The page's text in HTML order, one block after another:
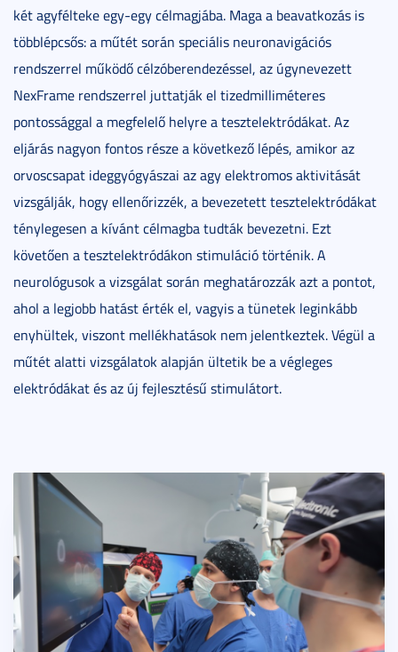
két agyfélteke egy-egy célmagjába. Maga a beavatkozás is
többlépcsős: a műtét során speciális neuronavigációs
rendszerrel működő célzóberendezéssel, az úgynevezett
NexFrame rendszerrel juttatják el tizedmilliméteres
pontossággal a megfelelő helyre a tesztelektródákat. Az
eljárás nagyon fontos része a következő lépés, amikor az
orvoscsapat ideggyógyászai az agy elektromos aktivitását
vizsgálják, hogy ellenőrizzék, a bevezetett tesztelektródákat
ténylegesen a kívánt célmagba tudták bevezetni. Ezt
követően a tesztelektródákon stimuláció történik. A
neurológusok a vizsgálat során meghatározzák azt a pontot,
ahol a legjobb hatást érték el, vagyis a tünetek leginkább
enyhültek, viszont mellékhatások nem jelentkeztek. Végül a
műtét alatti vizsgálatok alapján ültetik be a végleges
elektródákat és az új fejlesztésű stimulátort.